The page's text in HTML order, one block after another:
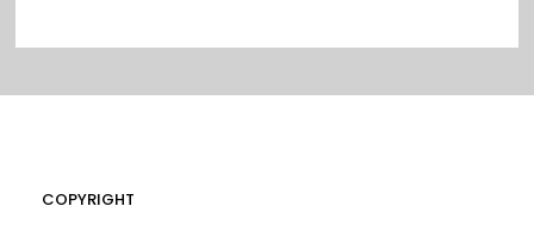
COPYRIGHT